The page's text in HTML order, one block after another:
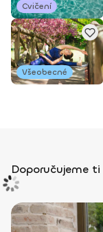
Cvičení
Všeobecné
Doporučujeme ti